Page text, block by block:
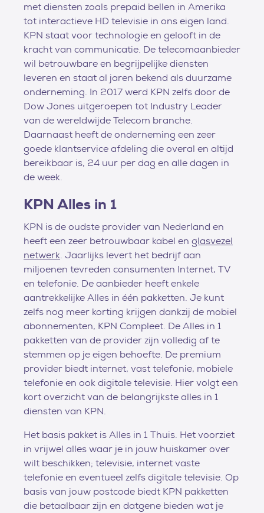
met diensten zoals prepaid bellen in Amerika
tot interactieve HD televisie in ons eigen land.
KPN staat voor technologie en gelooft in de
kracht van communicatie. De telecomaanbieder
wil betrouwbare en begrijpelijke diensten
leveren en staat al jaren bekend als duurzame
onderneming. In 2017 werd KPN zelfs door de
Dow Jones uitgeroepen tot Industry Leader
van de wereldwijde Telecom branche.
Daarnaast heeft de onderneming een zeer
goede klantservice afdeling die overal en altijd
bereikbaar is, 24 uur per dag en alle dagen in
de week.
KPN Alles in 1
KPN is de oudste provider van Nederland en
heeft een zeer betrouwbaar kabel en glasvezel
netwerk. Jaarlijks levert het bedrijf aan
miljoenen tevreden consumenten Internet, TV
en telefonie. De aanbieder heeft enkele
aantrekkelijke Alles in één pakketten. Je kunt
zelfs nog meer korting krijgen dankzij de mobiel
abonnementen, KPN Compleet. De Alles in 1
pakketten van de provider zijn volledig af te
stemmen op je eigen behoefte. De premium
provider biedt internet, vast telefonie, mobiele
telefonie en ook digitale televisie. Hier volgt een
kort overzicht van de belangrijkste alles in 1
diensten van KPN.
Het basis pakket is Alles in 1 Thuis. Het voorziet
in vrijwel alles waar je in jouw huiskamer over
wilt beschikken; televisie, internet vaste
telefonie en eventueel zelfs digitale televisie. Op
basis van jouw postcode biedt KPN pakketten
die betaalbaar zijn en datgene bieden wat je